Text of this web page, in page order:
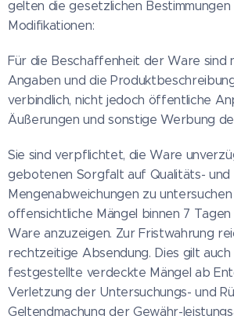
gelten die gesetzlichen
Modifikationen:
Für die Beschaffenheit der Ware sind
Angaben und die
verbindlich, nicht jedoch öffentliche
Äußerungen und sonstige Werbung
Sie sind verpflichtet, die Ware
gebotenen Sorgfalt auf Qualitäts- und
Mengenabweichungen zu untersuchen
offensichtliche Mängel binnen 7
Ware anzuzeigen. Zur Fristwahrung
rechtzeitige Absendung. Dies gilt
festgestellte verdeckte Mängel ab
Verletzung der Untersuchungs- und
Geltendmachung der Gewähr-